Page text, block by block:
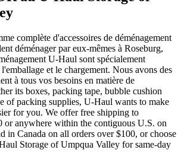
complète d'accessoires de déménagement
déménager par eux-mêmes à Roseburg,
U-Haul sont spécialement
et le chargement. Nous avons des
à tous vos besoins en matière de
its boxes, packing tape, bubble cushion
of packing supplies, U-Haul wants to make
for you. We offer free shipping to
or anywhere within the contiguous U.S. on
in Canada on all orders over $100, or choose
Storage of Umpqua Valley for same-day